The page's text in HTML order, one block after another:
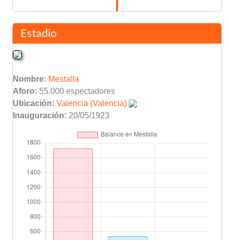
Asist: Carlos Arroyo
67'
69'
Carlos Zurdi
Marina
Carlos Zurdi
Final del partido 90'
Estadio
Nombre: Mestalla
Aforo: 55.000 espectadores
Ubicación: Valencia (Valencia)
Inauguración: 20/05/1923